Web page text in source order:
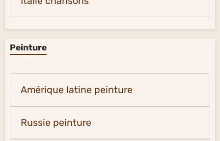
Peinture
Amérique latine peinture
Russie peinture